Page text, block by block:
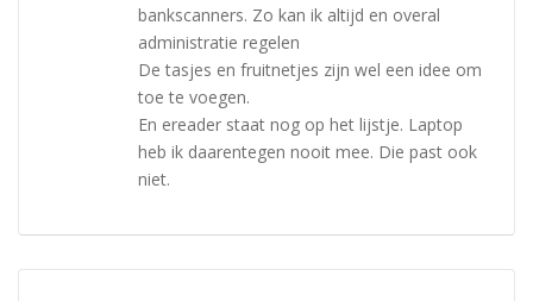
bankscanners. Zo kan ik altijd en overal
administratie regelen
De tasjes en fruitnetjes zijn wel een idee om
toe te voegen.
En ereader staat nog op het lijstje. Laptop
heb ik daarentegen nooit mee. Die past ook
niet.